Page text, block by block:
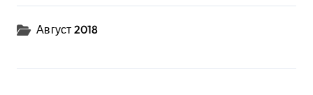
Август 2018